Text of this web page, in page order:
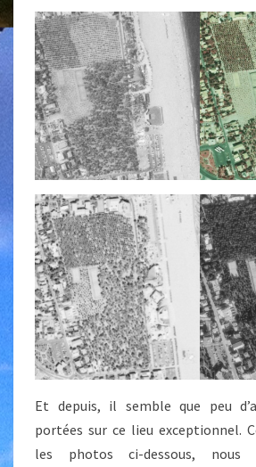
Et depuis, il semble que peu
portées sur ce lieu exceptionnel.
les photos ci-dessous, nous